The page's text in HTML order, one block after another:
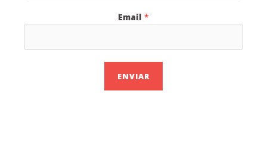
Email *
ENVIAR